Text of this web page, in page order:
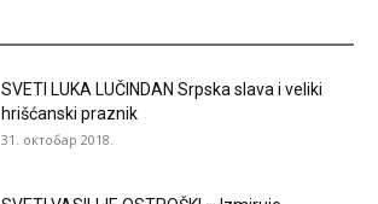
SVETI LUKA LUČINDAN Srpska slava i veliki
hrišćanski praznik
31. октобар 2018.